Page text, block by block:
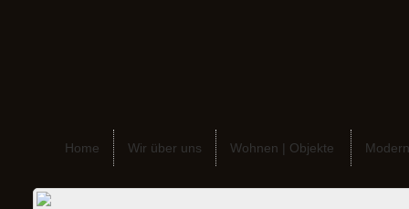
Home Wir über uns Wohnen | Objekte